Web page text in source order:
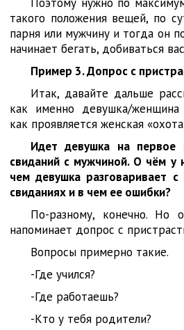
такого положения вещей, по
парня или мужчину и тогда он
начинает бегать, добиваться
Пример 3. Допрос с
Итак, давайте дальше
как именно девушка/женщина
как проявляется женская
Идет девушка на
свиданий с мужчиной. О чём у
чем девушка разговаривает
свиданиях и в чем ее ошибки?
По-разному, конечно. Но
напоминает допрос с
Вопросы примерно такие.
-Где учился?
-Где работаешь?
-Кто у тебя родители?